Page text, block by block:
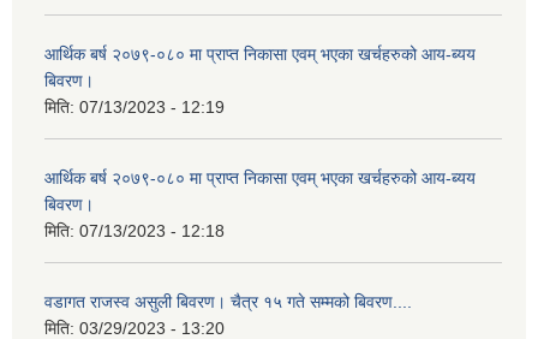
आर्थिक बर्ष २०७९-०८० मा प्राप्त निकासा एवम् भएका खर्चहरुको आय-ब्यय
बिवरण।
मिति: 07/13/2023 - 12:19
आर्थिक बर्ष २०७९-०८० मा प्राप्त निकासा एवम् भएका खर्चहरुको आय-ब्यय
बिवरण।
मिति: 07/13/2023 - 12:18
वडागत राजस्व असुली बिवरण। चैत्र १५ गते सम्मको बिवरण....
मिति: 03/29/2023 - 13:20